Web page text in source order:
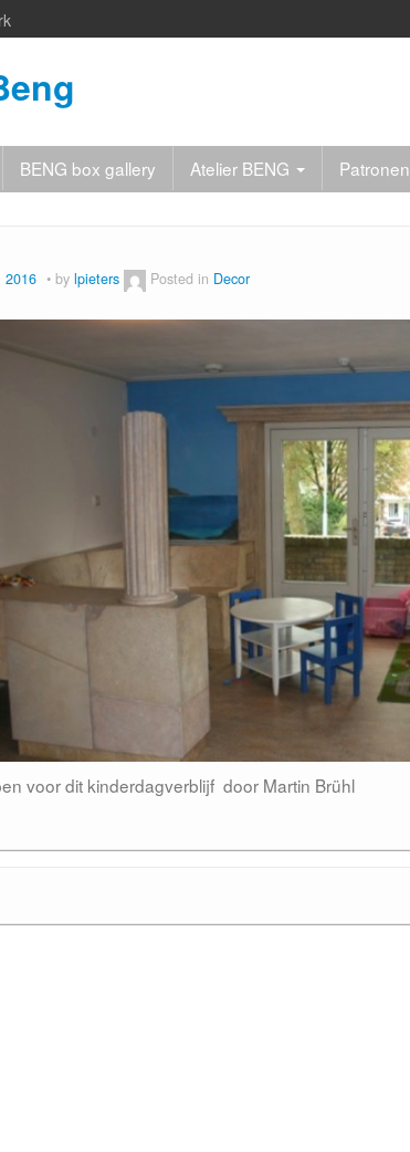
BENG box gallery Atelier BENG Patronen
2016 by lpieters Posted in Decor
voor dit kinderdagverblijf door Martin Brühl